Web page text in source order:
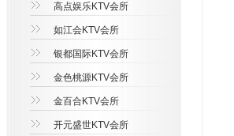
高点娱乐KTV会所
如江会KTV会所
银都国际KTV会所
金色桃源KTV会所
金百合KTV会所
开元盛世KTV会所